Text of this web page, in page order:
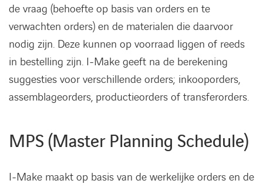
de vraag (behoefte op basis van orders en te
verwachten orders) en de materialen die daarvoor
nodig zijn. Deze kunnen op voorraad liggen of reeds
in bestelling zijn. I-Make geeft na de berekening
suggesties voor verschillende orders; inkooporders,
assemblageorders, productieorders of transferorders.
MPS (Master Planning Schedule)
I-Make maakt op basis van de werkelijke orders en de